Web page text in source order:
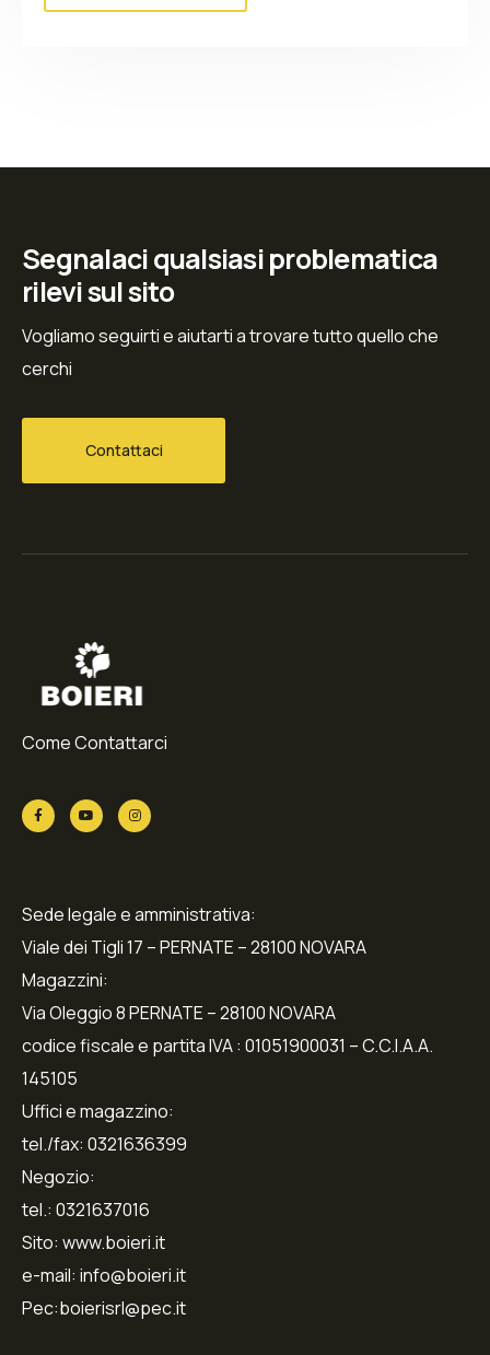
Segnalaci qualsiasi problematica
rilevi sul sito
Vogliamo seguirti e aiutarti a trovare tutto quello che
cerchi
Contattaci
Come Contattarci
Sede legale e amministrativa:
Viale dei Tigli 17 – PERNATE – 28100 NOVARA
Magazzini:
Via Oleggio 8 PERNATE – 28100 NOVARA
codice fiscale e partita IVA : 01051900031 – C.C.I.A.A.
145105
Uffici e magazzino:
tel./fax: 0321636399
Negozio:
tel.: 0321637016
Sito: www.boieri.it
e-mail: info@boieri.it
Pec:boierisrl@pec.it